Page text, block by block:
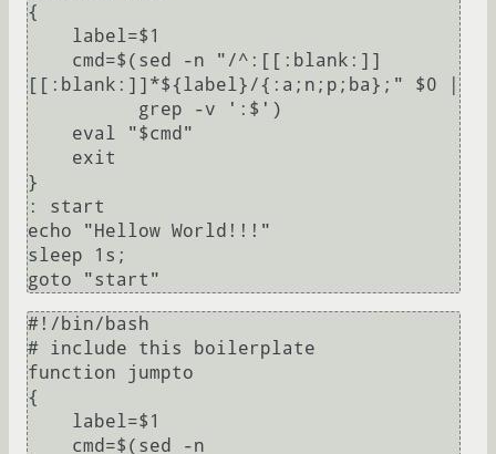
{
[[:blank:]]*${label}/{:a;n;p;ba};" $0 |
}
: start
echo "Hellow World!!!"
sleep 1s;
#!/bin/bash
# include this boilerplate
function jumpto
{